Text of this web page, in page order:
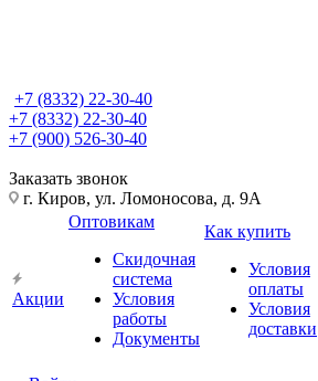
+7 (8332) 22-30-40
+7 (8332) 22-30-40
+7 (900) 526-30-40
Заказать звонок
г. Киров, ул. Ломоносова, д. 9А
Акции
Оптовикам
Скидочная
система
Условия
работы
Документы
Как купить
Условия
оплаты
Условия
доставки